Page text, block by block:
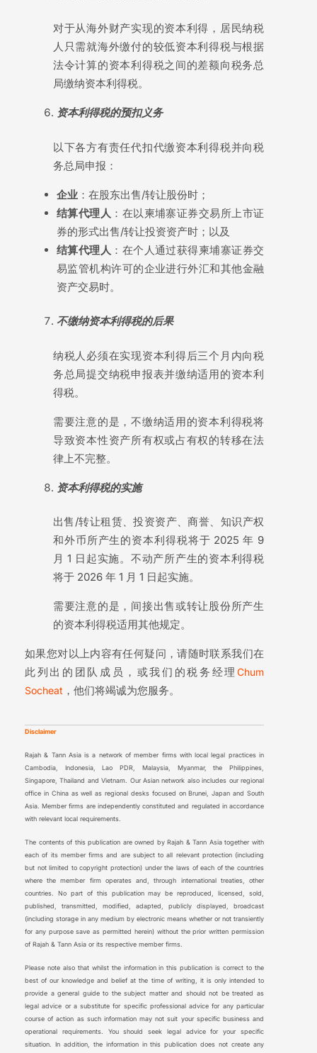
对于从海外财产实现的资本利得，居民纳税
人只需就海外缴付的较低资本利得税与根据
法令计算的资本利得税之间的差额向税务总
局缴纳资本利得税。
资本利得税的预扣义务
以下各方有责任代扣代缴资本利得税并向税
务总局申报：
企业 ：在股东出售/转让股份时；
结算代理人 ：在以柬埔寨证券交易所上市证
券的形式出售/转让投资资产时；以及
结算代理人 ：在个人通过获得柬埔寨证券交
易监管机构许可的企业进行外汇和其他金融
资产交易时。
不缴纳资本利得税的后果
纳税人必须在实现资本利得后三个月内向税
务总局提交纳税申报表并缴纳适用的资本利
得税。
需要注意的是，不缴纳适用的资本利得税将
导致资本性资产所有权或占有权的转移在法
律上不完整。
资本利得税的实施
出售/转让租赁、投资资产、商誉、知识产权
和外币所产生的资本利得税将于 2025 年 9
月 1 日起实施。不动产所产生的资本利得税
将于 2026 年 1 月 1 日起实施。
需要注意的是，间接出售或转让股份所产生
的资本利得税适用其他规定。
如果您对以上内容有任何疑问，请随时联系我们在
此列出的团队成员，或我们的税务经理 Chum
Socheat ，他们将竭诚为您服务。
Disclaimer
Rajah & Tann Asia is a network of member firms with local legal practices in
Cambodia, Indonesia, Lao PDR, Malaysia, Myanmar, the Philippines,
Singapore, Thailand and Vietnam. Our Asian network also includes our regional
office in China as well as regional desks focused on Brunei, Japan and South
Asia. Member firms are independently constituted and regulated in accordance
with relevant local requirements.
The contents of this publication are owned by Rajah & Tann Asia together with
each of its member firms and are subject to all relevant protection (including
but not limited to copyright protection) under the laws of each of the countries
where the member firm operates and, through international treaties, other
countries. No part of this publication may be reproduced, licensed, sold,
published, transmitted, modified, adapted, publicly displayed, broadcast
(including storage in any medium by electronic means whether or not transiently
for any purpose save as permitted herein) without the prior written permission
of Rajah & Tann Asia or its respective member firms.
Please note also that whilst the information in this publication is correct to the
best of our knowledge and belief at the time of writing, it is only intended to
provide a general guide to the subject matter and should not be treated as
legal advice or a substitute for specific professional advice for any particular
course of action as such information may not suit your specific business and
operational requirements. You should seek legal advice for your specific
situation. In addition, the information in this publication does not create any